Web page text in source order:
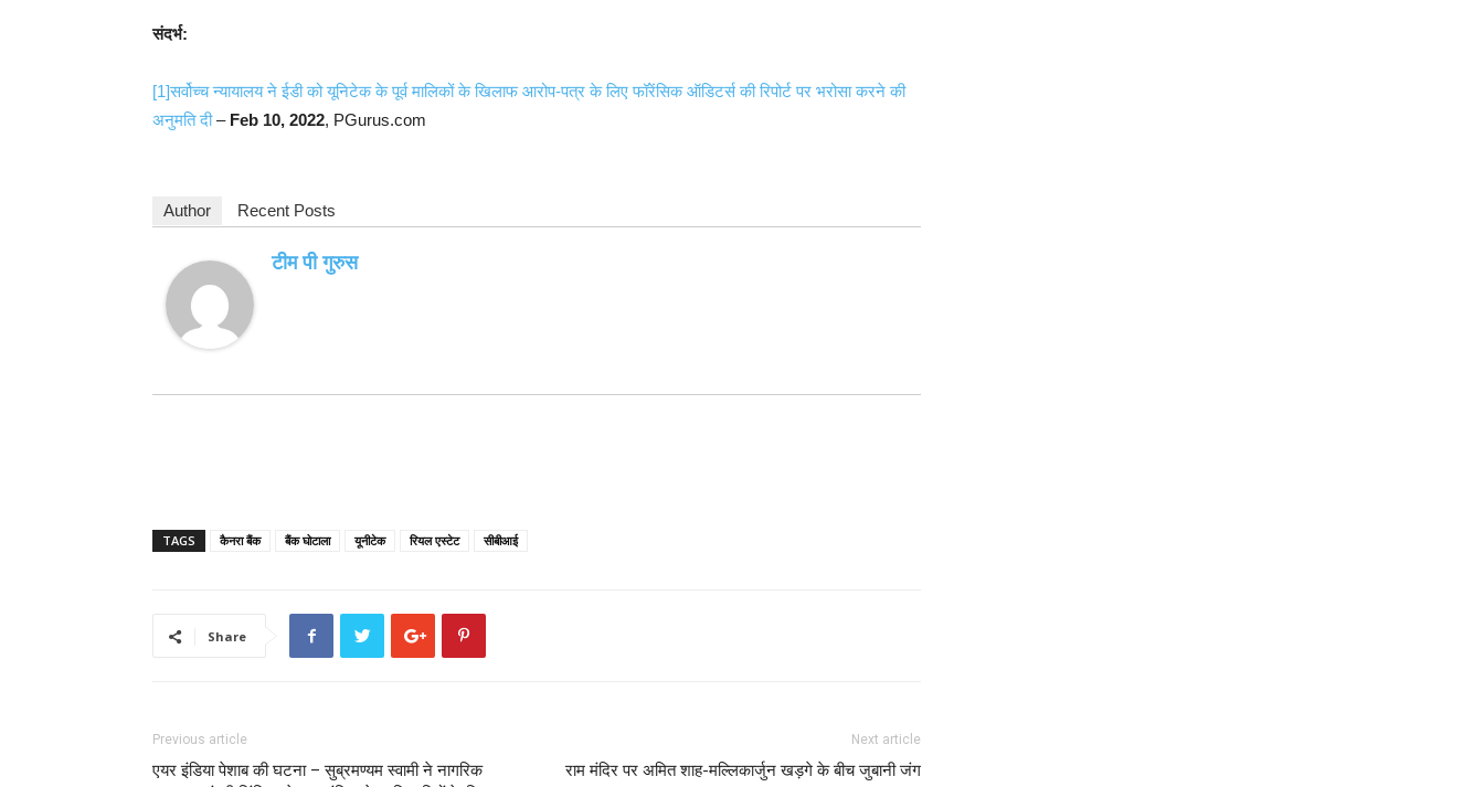
संदर्भ:
[1]सर्वोच्च न्यायालय ने ईडी को यूनिटेक के पूर्व मालिकों के खिलाफ आरोप-पत्र के लिए फॉरेंसिक ऑडिटर्स की रिपोर्ट पर भरोसा करने की
अनुमति दी– Feb 10, 2022, PGurus.com
Author Recent Posts
टीम पी गुरुस
TAGS कैनरा बैंक बैंक घोटाला यूनीटेक रियल एस्टेट सीबीआई
Share
Previous article
एयर इंडिया पेशाब की घटना – सुब्रमण्यम स्वामी ने नागरिक
Next article
राम मंदिर पर अमित शाह-मल्लिकार्जुन खड़गे के बीच जुबानी जंग